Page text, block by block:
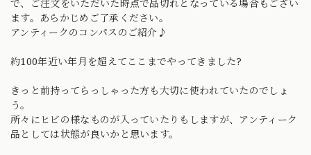
で、ご注文をいただいた時点で品切れとなっている場合もござい
ます。あらかじめご了承ください。
アンティークのコンパスのご紹介♪
約100年近い年月を超えてここまでやってきました?
きっと前持ってらっしゃった方も大切に使われていたのでしょ
う。
所々にヒビの様なものが入っていたりもしますが、アンティーク
品としては状態が良いかと思います。